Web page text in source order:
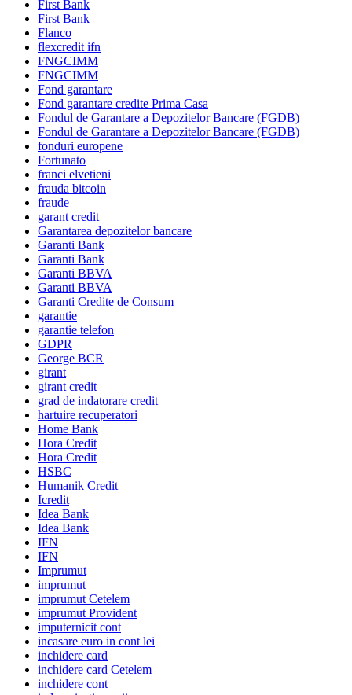
First Bank
First Bank
Flanco
flexcredit ifn
FNGCIMM
FNGCIMM
Fond garantare
Fond garantare credite Prima Casa
Fondul de Garantare a Depozitelor Bancare (FGDB)
Fondul de Garantare a Depozitelor Bancare (FGDB)
fonduri europene
Fortunato
franci elvetieni
frauda bitcoin
fraude
garant credit
Garantarea depozitelor bancare
Garanti Bank
Garanti Bank
Garanti BBVA
Garanti BBVA
Garanti Credite de Consum
garantie
garantie telefon
GDPR
George BCR
girant
girant credit
grad de indatorare credit
hartuire recuperatori
Home Bank
Hora Credit
Hora Credit
HSBC
Humanik Credit
Icredit
Idea Bank
Idea Bank
IFN
IFN
Imprumut
imprumut
imprumut Cetelem
imprumut Provident
imputernicit cont
incasare euro in cont lei
inchidere card
inchidere card Cetelem
inchidere cont